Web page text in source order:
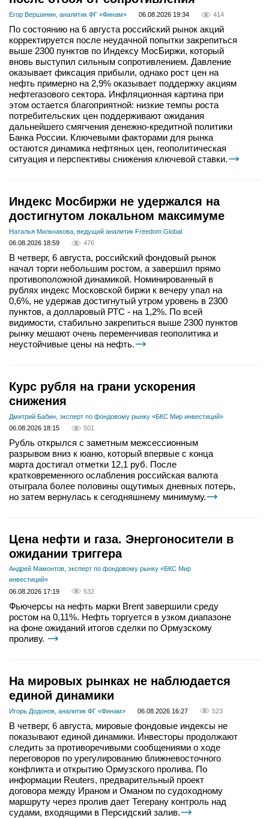
Егор Вершинин, аналитик ФГ «Финам» 06.08.2026 19:34 414
По состоянию на 6 августа российский рынок акций
корректируется после неудачной попытки закрепиться
выше 2300 пунктов по Индексу МосБиржи, который
вновь выступил сильным сопротивлением. Давление
оказывает фиксация прибыли, однако рост цен на
нефть примерно на 2,9% оказывает поддержку акциям
нефтегазового сектора. Инфляционная картина при
этом остается благоприятной: низкие темпы роста
потребительских цен поддерживают ожидания
дальнейшего смягчения денежно-кредитной политики
Банка России. Ключевыми факторами для рынка
остаются динамика нефтяных цен, геополитическая
ситуация и перспективы снижения ключевой ставки.
Индекс Мосбиржи не удержался на
достигнутом локальном максимуме
Наталья Мильчакова, ведущий аналитик Freedom Global
06.08.2026 18:59
476
В четверг, 6 августа, российский фондовый рынок
начал торги небольшим ростом, а завершил прямо
противоположной динамикой. Номинированный в
рублях индекс Московской биржи к вечеру упал на
0,6%, не удержав достигнутый утром уровень в 2300
пунктов, а долларовый РТС - на 1,2%. По всей
видимости, стабильно закрепиться выше 2300 пунктов
рынку мешают очень переменчивая геополитика и
неустойчивые цены на нефть.
Курс рубля на грани ускорения
снижения
Дмитрий Бабин, эксперт по фондовому рынку «БКС Мир инвестиций»
06.08.2026 18:15
501
Рубль открылся с заметным межсессионным
разрывом вниз к юаню, который впервые с конца
марта достигал отметки 12,1 руб. После
кратковременного ослабления российская валюта
отыграла более половины ощутимых дневных потерь,
но затем вернулась к сегодняшнему минимуму.
Цена нефти и газа. Энергоносители в
ожидании триггера
Андрей Мамонтов, эксперт по фондовому рынку «БКС Мир
инвестиций»
06.08.2026 17:19
532
Фьючерсы на нефть марки Brent завершили среду
ростом на 0,11%. Нефть торгуется в узком диапазоне
на фоне ожиданий итогов сделки по Ормузскому
проливу.
На мировых рынках не наблюдается
единой динамики
Игорь Додонов, аналитик ФГ «Финам» 06.08.2026 16:27 523
В четверг, 6 августа, мировые фондовые индексы не
показывают единой динамики. Инвесторы продолжают
следить за противоречивыми сообщениями о ходе
переговоров по урегулированию ближневосточного
конфликта и открытию Ормузского пролива. По
информации Reuters, предварительный проект
договора между Ираном и Оманом по судоходному
маршруту через пролив дает Тегерану контроль над
судами, входящими в Персидский залив.